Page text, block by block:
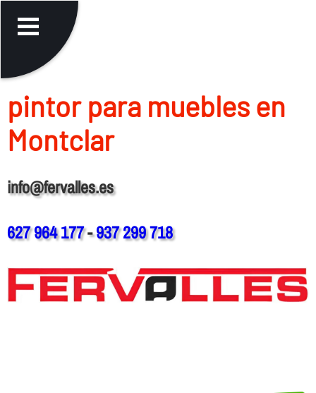
pintor para muebles en
Montclar
info@fervalles.es
627 964 177-937 299 718